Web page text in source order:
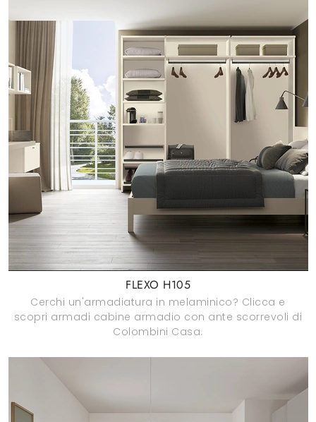
FLEXO H105
Cerchi un'armadiatura in melaminico? Clicca e
scopri armadi cabine armadio con ante scorrevoli di
Colombini Casa.